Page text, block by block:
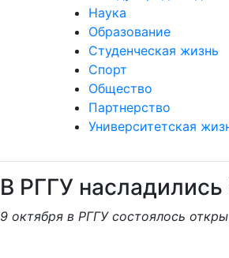
Наука
Образование
Студенческая жизнь
Спорт
Общество
Партнерство
Университетская
В РГГУ
9 октября в РГГУ состоялось